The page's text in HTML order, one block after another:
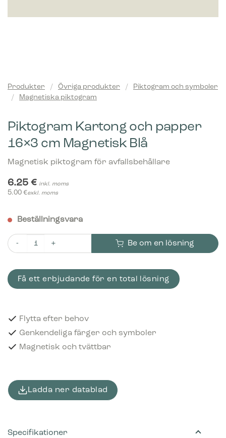
Produkter / Övriga produkter /
Piktogram och symboler
/
Magnetiska piktogram
Piktogram Kartong och papper
16×3 cm Magnetisk Blå
Magnetisk piktogram för avfallsbehållare
6.25 € inkl. moms
5.00 €exkl. moms
Beställningsvara
Piktogram Kartong och papper 16x3 cm Magnetisk Blå mängd
Be om en lösning
Få ett erbjudande för en total lösning
Flytta efter behov
Genkendeliga färger och symboler
Magnetisk och tvättbar
Ladda ner datablad
Specifikationer